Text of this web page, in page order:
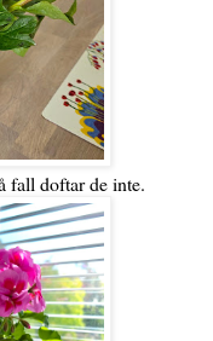
fall doftar de inte.